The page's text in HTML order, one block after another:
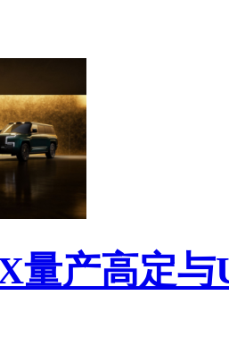
量产高定